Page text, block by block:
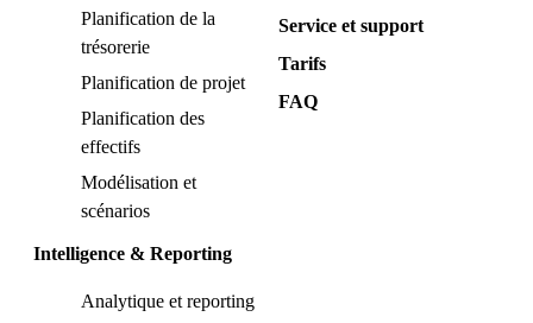
Planification de la
trésorerie
Planification de projet
Planification des
effectifs
Modélisation et
scénarios
Intelligence & Reporting
Analytique et reporting
Service et support
Tarifs
FAQ